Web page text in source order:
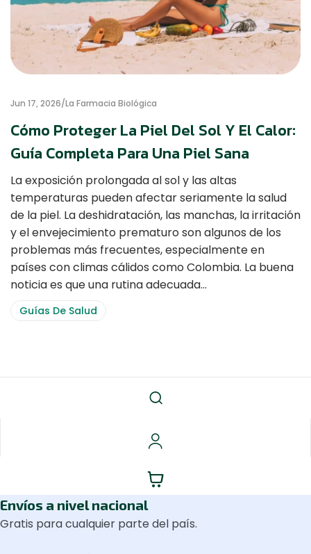
Jun 17, 2026 La Farmacia Biológica
Cómo Proteger La Piel Del Sol Y El Calor:
Guía Completa Para Una Piel Sana
La exposición prolongada al sol y las altas
temperaturas pueden afectar seriamente la salud
de la piel. La deshidratación, las manchas, la irritación
y el envejecimiento prematuro son algunos de los
problemas más frecuentes, especialmente en
países con climas cálidos como Colombia. La buena
noticia es que una rutina adecuada…
Categories
Guías De Salud
Envíos a nivel nacional
Gratis para cualquier parte del país.